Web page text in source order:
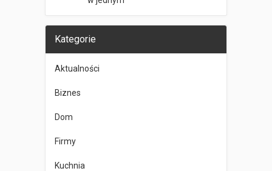
Kategorie
Aktualności
Biznes
Dom
Firmy
Kuchnia